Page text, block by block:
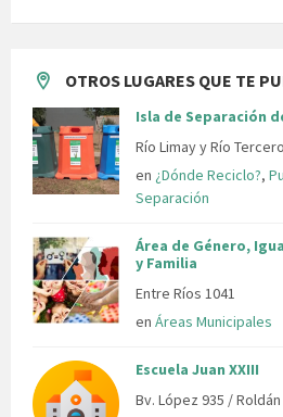
OTROS LUGARES QUE TE
Isla de Separación
Río Limay y Río
en ¿Dónde Reciclo?,
Separación
Área de Género,
y Familia
Entre Ríos 1041
en Áreas Municipales
Escuela Juan XXIII
Bv. López 935 / Roldán